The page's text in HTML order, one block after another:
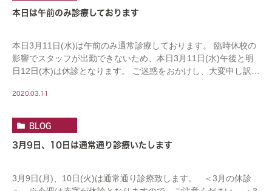
本日は午前のみ診療しております
本日3月11日(水)は午前のみ通常診療しております。 臨時休校の
影響でスタッフが出勤できないため、本日3月11日(水)午後と明
日12日(木)は休診となります。 ご迷惑をおかけし、大変申し訳あ
2020.03.11
BLOG
3月9日、10日は通常通り診療いたします
3月9日(月)、10日(火)は通常通り診療致します。 ＜3月の休診